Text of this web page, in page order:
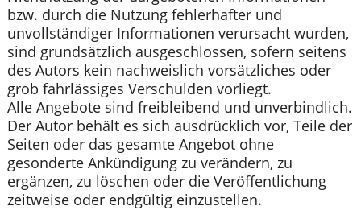
bzw. durch die Nutzung fehlerhafter und
unvollständiger Informationen verursacht wurden,
sind grundsätzlich ausgeschlossen, sofern seitens
des Autors kein nachweislich vorsätzliches oder
grob fahrlässiges Verschulden vorliegt.
Alle Angebote sind freibleibend und unverbindlich.
Der Autor behält es sich ausdrücklich vor, Teile der
Seiten oder das gesamte Angebot ohne
gesonderte Ankündigung zu verändern, zu
ergänzen, zu löschen oder die Veröffentlichung
zeitweise oder endgültig einzustellen.